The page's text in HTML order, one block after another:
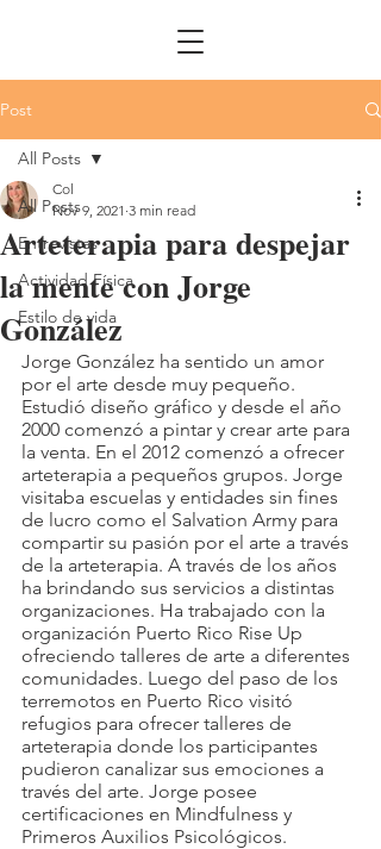
Post
All Posts
Entrevistas
Actividad Física
Estilo de vida
All Posts
Arteterapia para despejar
la mente con Jorge
González
Col
Nov 9, 2021 3 min read
Jorge González ha sentido un amor
por el arte desde muy pequeño.
Estudió diseño gráfico y desde el año
2000 comenzó a pintar y crear arte para
la venta. En el 2012 comenzó a ofrecer
arteterapia a pequeños grupos. Jorge
visitaba escuelas y entidades sin fines
de lucro como el Salvation Army para
compartir su pasión por el arte a través
de la arteterapia. A través de los años
ha brindando sus servicios a distintas
organizaciones. Ha trabajado con la
organización Puerto Rico Rise Up
ofreciendo talleres de arte a diferentes
comunidades. Luego del paso de los
terremotos en Puerto Rico visitó
refugios para ofrecer talleres de
arteterapia donde los participantes
pudieron canalizar sus emociones a
través del arte. Jorge posee
certificaciones en Mindfulness y
Primeros Auxilios Psicológicos.